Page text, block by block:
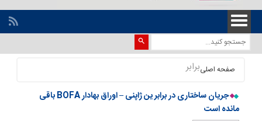
صفحه اصلیبرابر
جریان ساختاری در برابر ین ژاپنی – اوراق بهادار BOFA باقی
مانده است